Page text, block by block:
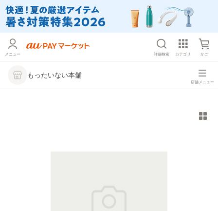
メニュー 詳細検索 カテゴリ かご
もったいない本舗
店舗メニュー